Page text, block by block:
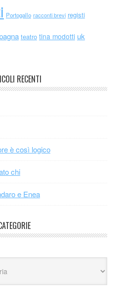
Portogallo racconti brevi registi
teatro tina modotti uk
RECENTI
è così logico
chi
e Enea